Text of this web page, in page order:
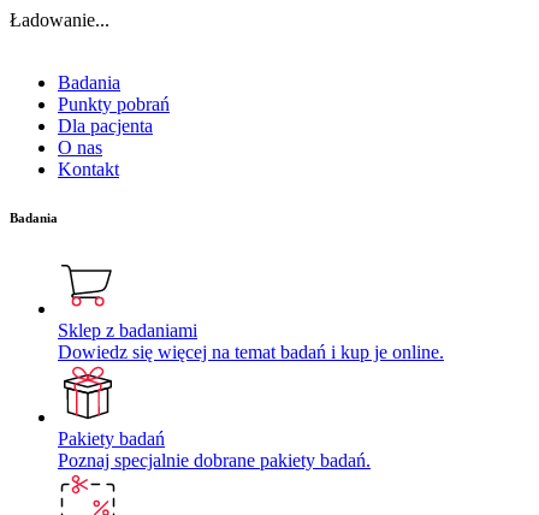
Ładowanie...
Badania
Punkty pobrań
Dla pacjenta
O nas
Kontakt
Badania
Sklep z badaniami
Dowiedz się więcej na temat badań i kup je online.
Pakiety badań
Poznaj specjalnie dobrane pakiety badań.